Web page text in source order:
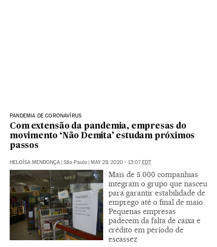
PANDEMIA DE CORONAVÍRUS
Com extensão da pandemia, empresas do
movimento ‘Não Demita’ estudam próximos
passos
HELOÍSA MENDONÇA | São Paulo | MAY 29, 2020 - 13:07EDT
Mais de 5.000 companhias
integram o grupo que nasceu
para garantir estabilidade de
emprego até o final de maio.
Pequenas empresas
padecem da falta de caixa e
crédito em período de
escassez